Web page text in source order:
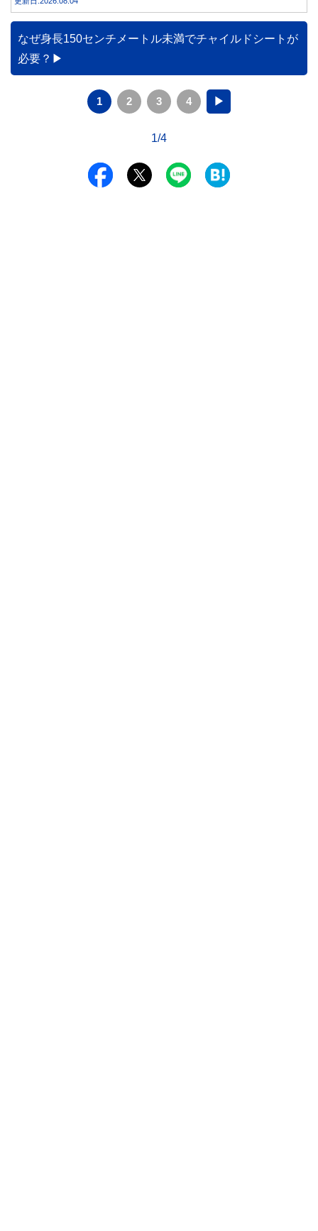
なぜ身長150センチメートル未満でチャイルドシートが
必要？
1 2 3 4 ▶
1/4